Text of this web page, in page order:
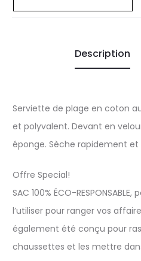
Description
Serviette de plage en coton
et polyvalent. Devant en
éponge. Sèche rapidement
Offre Special!
SAC 100% ÉCO-
l’utiliser pour ranger vos
également été conçu pour
chaussettes et les mettre